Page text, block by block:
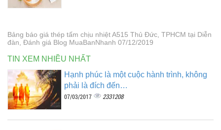
Bảng báo giá thép tấm chịu nhiệt A515 Thủ Đức, TPHCM tại Diễn
đàn, Đánh giá Blog MuaBanNhanh 07/12/2019
TIN XEM NHIỀU NHẤT
Hạnh phúc là một cuộc hành trình, không
phải là đích đến…
07/03/2017 2331208